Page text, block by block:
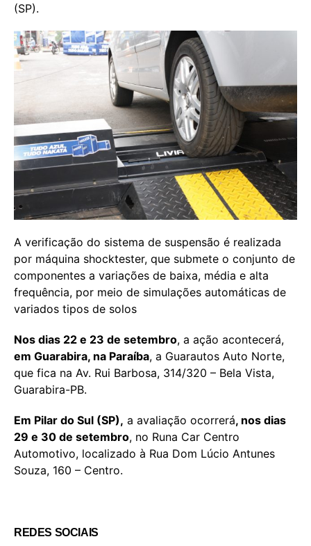
(SP).
A verificação do sistema de suspensão é realizada
por máquina shocktester, que submete o conjunto de
componentes a variações de baixa, média e alta
frequência, por meio de simulações automáticas de
variados tipos de solos
Nos dias 22 e 23 de setembro, a ação acontecerá,
em Guarabira, na Paraíba, a Guarautos Auto Norte,
que fica na Av. Rui Barbosa, 314/320 – Bela Vista,
Guarabira-PB.
Em Pilar do Sul (SP), a avaliação ocorrerá, nos dias
29 e 30 de setembro, no Runa Car Centro
Automotivo, localizado à Rua Dom Lúcio Antunes
Souza, 160 – Centro.
REDES SOCIAIS